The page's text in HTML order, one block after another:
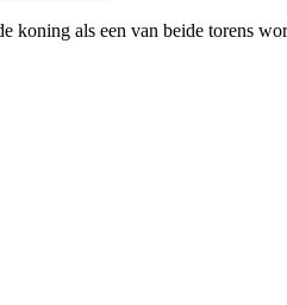
koning als een van beide torens